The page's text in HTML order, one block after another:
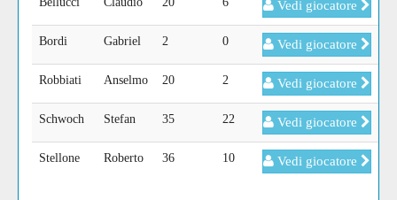
Vedi giocatore
Bordi Gabriel 2 0 Vedi giocatore
Robbiati Anselmo 20 2 Vedi giocatore
Schwoch Stefan 35 22 Vedi giocatore
Stellone Roberto 36 10 Vedi giocatore